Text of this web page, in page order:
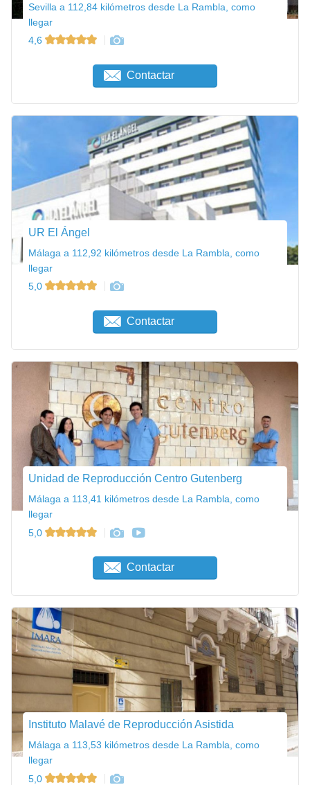
Sevilla a 112,84 kilómetros desde La Rambla, como
llegar
4,6
Contactar
UR El Ángel
Málaga a 112,92 kilómetros desde La Rambla, como
llegar
5,0
Contactar
Unidad de Reproducción Centro Gutenberg
Málaga a 113,41 kilómetros desde La Rambla, como
llegar
5,0
Contactar
Instituto Malavé de Reproducción Asistida
Málaga a 113,53 kilómetros desde La Rambla, como
llegar
5,0